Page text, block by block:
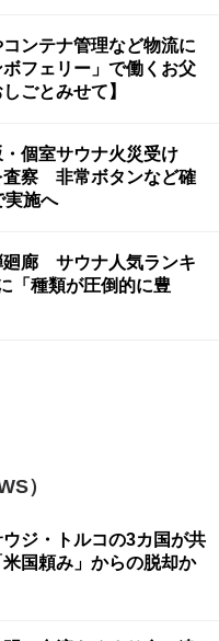
ンテナ管理など物流に
フェリー」で働くお父
ごとみせて】
・個室サウナ火災受け
査察 非常ボタンなど確
施へ
廻廊 サウナ人気ランキ
「種類が圧倒的に豊
）
ジ・トルコの3カ国が共
国頼み」からの脱却か